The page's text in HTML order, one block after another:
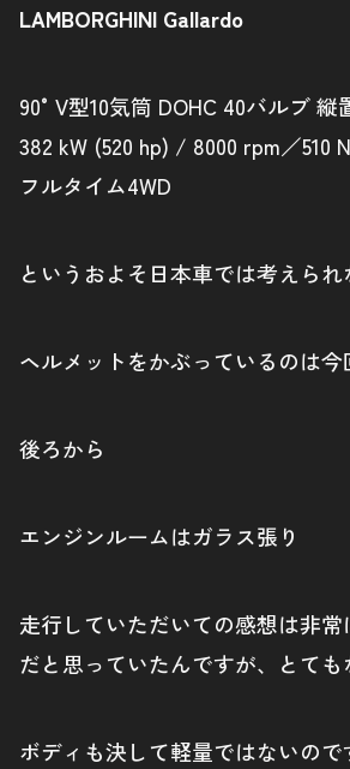
LAMBORGHINI Gallardo
90°V型10気筒 DOHC 40バルブ
382 kW (520 hp) / 8000 rpm／510
フルタイム4WD
というおよそ日本車では考えられ
ヘルメットをかぶっているのは
後ろから
エンジンルームはガラス張り
走行していただいての感想は非
だと思っていたんですが、とて
ボディも決して軽量ではないの